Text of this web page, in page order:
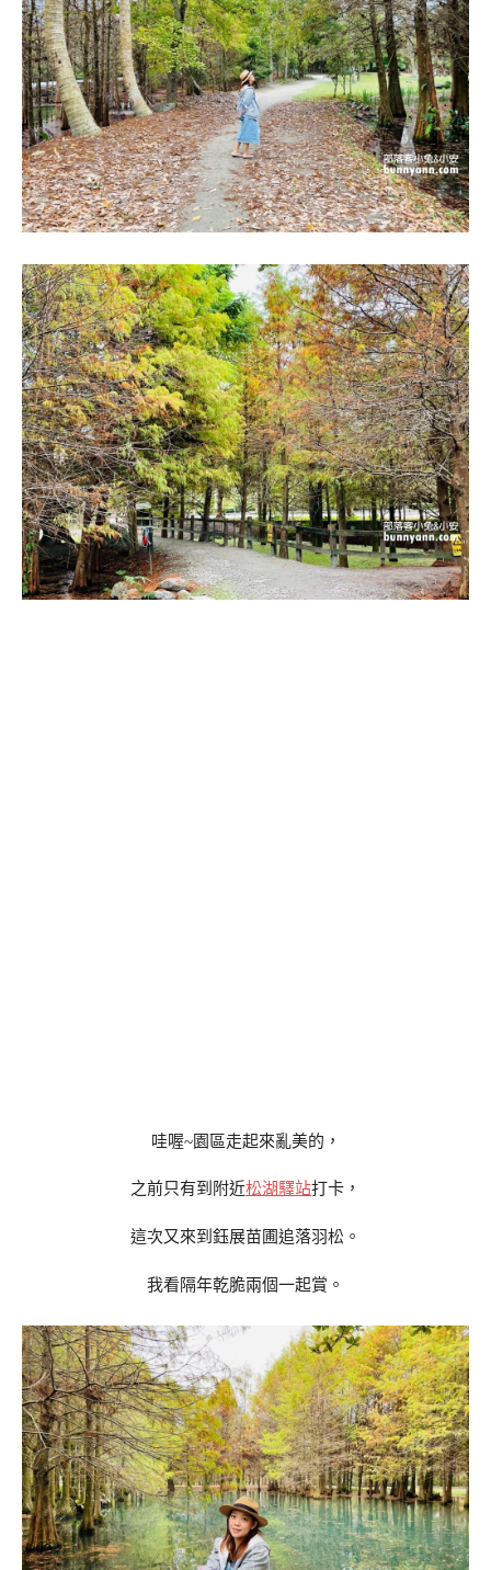
哇喔~園區走起來亂美的，
之前只有到附近松湖驛站打卡，
這次又來到鈺展苗圃追落羽松。
我看隔年乾脆兩個一起賞。